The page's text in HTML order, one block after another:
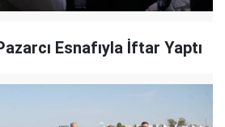
Esnafıyla İftar Yaptı